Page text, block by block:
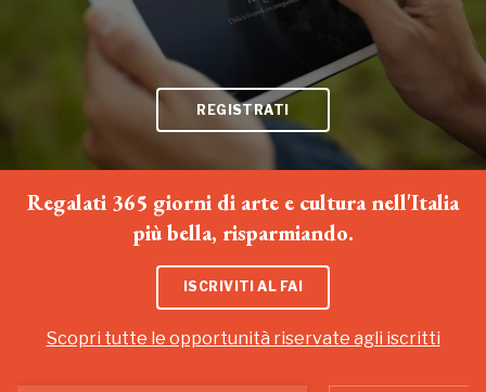
REGISTRATI
Regalati 365 giorni di arte e cultura nell'Italia
più bella, risparmiando.
ISCRIVITI AL FAI
Scopri tutte le opportunità riservate agli iscritti